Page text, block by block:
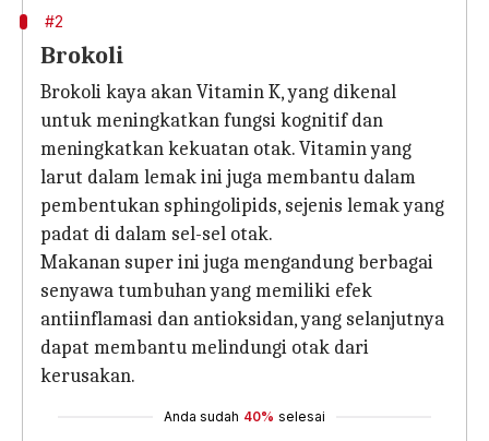
#2
Brokoli
Brokoli kaya akan Vitamin K, yang dikenal
untuk meningkatkan fungsi kognitif dan
meningkatkan kekuatan otak. Vitamin yang
larut dalam lemak ini juga membantu dalam
pembentukan sphingolipids, sejenis lemak yang
padat di dalam sel-sel otak.
Makanan super ini juga mengandung berbagai
senyawa tumbuhan yang memiliki efek
antiinflamasi dan antioksidan, yang selanjutnya
dapat membantu melindungi otak dari
kerusakan.
Anda sudah 40% selesai